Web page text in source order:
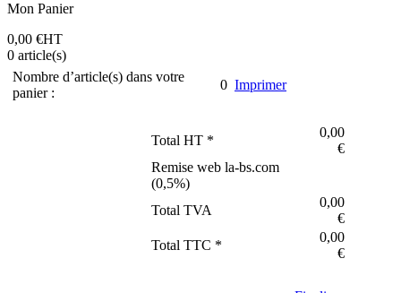
Mon Panier
0,00 €HT
0 article(s)
Nombre d’article(s) dans votre
panier :
0 Imprimer
Total HT *
0,00
€
Remise web la-bs.com
(0,5%)
Total TVA
0,00
€
Total TTC *
0,00
€